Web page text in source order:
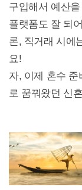
구입해서 예산
플랫폼도 잘 되
론, 직거래 시에
요!
자, 이제 혼수 준
로 꿈꿔왔던 신